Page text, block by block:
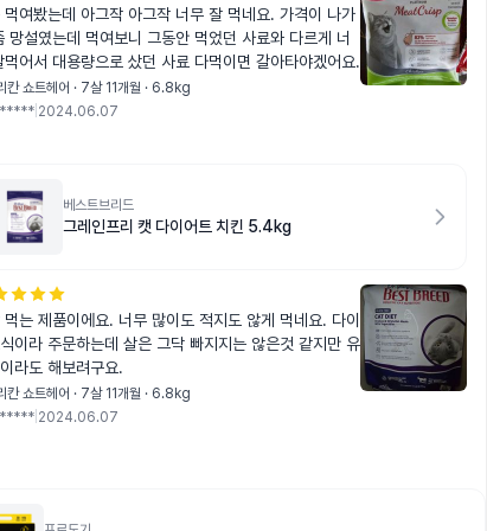
먹여봤는데 아그작 아그작 너무 잘 먹네요. 가격이 나가
망설였는데 먹여보니 그동안 먹었던 사료와 다르게 너
먹어서 대용량으로 샀던 사료 다먹이면 갈아타야겠어요.
칸 쇼트헤어 · 7살 11개월 · 6.8kg
2024.06.07
베스트브리드
그레인프리 캣 다이어트 치킨 5.4kg
먹는 제품이에요. 너무 많이도 적지도 않게 먹네요. 다이
이라 주문하는데 살은 그닥 빠지지는 않은것 같지만 유
라도 해보려구요.
칸 쇼트헤어 · 7살 11개월 · 6.8kg
2024.06.07